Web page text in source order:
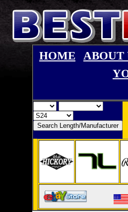
HOME ABOUT